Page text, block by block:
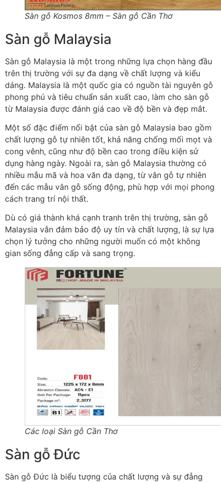
Sàn gỗ Kosmos 8mm – Sàn gỗ Cần Thơ
Sàn gỗ Malaysia
Sàn gỗ Malaysia là một trong những lựa chọn hàng đầu
trên thị trường với sự đa dạng về chất lượng và kiểu
dáng. Malaysia là một quốc gia có nguồn tài nguyên gỗ
phong phú và tiêu chuẩn sản xuất cao, làm cho sàn gỗ
từ Malaysia được đánh giá cao về độ bền và đẹp mắt.
Một số đặc điểm nổi bật của sàn gỗ Malaysia bao gồm
chất lượng gỗ tự nhiên tốt, khả năng chống mối mọt và
cong vênh, cũng như độ bền cao trong điều kiện sử
dụng hàng ngày. Ngoài ra, sàn gỗ Malaysia thường có
nhiều mẫu mã và hoa văn đa dạng, từ vân gỗ tự nhiên
đến các mẫu vân gỗ sống động, phù hợp với mọi phong
cách trang trí nội thất.
Dù có giá thành khá cạnh tranh trên thị trường, sàn gỗ
Malaysia vẫn đảm bảo độ uy tín và chất lượng, là sự lựa
chọn lý tưởng cho những người muốn có một không
gian sống đẳng cấp và sang trọng.
Các loại Sàn gỗ Cần Thơ
Sàn gỗ Đức
Sàn gỗ Đức là biểu tượng của chất lượng và sự đẳng